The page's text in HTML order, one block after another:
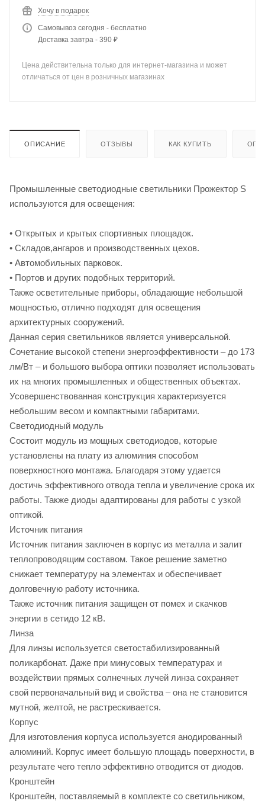
Хочу в подарок
Самовывоз сегодня - бесплатно
Доставка завтра - 390 ₽
Цена действительна только для интернет-магазина и может
отличаться от цен в розничных магазинах
ОПИСАНИЕ ОТЗЫВЫ КАК КУПИТЬ
Промышленные светодиодные светильники Прожектор S
используются для освещения:
• Открытых и крытых спортивных площадок.
• Складов,ангаров и производственных цехов.
• Автомобильных парковок.
• Портов и других подобных территорий.
Также осветительные приборы, обладающие небольшой
мощностью, отлично подходят для освещения
архитектурных сооружений.
Данная серия светильников является универсальной.
Сочетание высокой степени энергоэффективности – до 173
лм/Вт – и большого выбора оптики позволяет использовать
их на многих промышленных и общественных объектах.
Усовершенствованная конструкция характеризуется
небольшим весом и компактными габаритами.
Светодиодный модуль
Состоит модуль из мощных светодиодов, которые
установлены на плату из алюминия способом
поверхностного монтажа. Благодаря этому удается
достичь эффективного отвода тепла и увеличение срока их
работы. Также диоды адаптированы для работы с узкой
оптикой.
Источник питания
Источник питания заключен в корпус из металла и залит
теплопроводящим составом. Такое решение заметно
снижает температуру на элементах и обеспечивает
долговечную работу источника.
Также источник питания защищен от помех и скачков
энергии в сетидо 12 кВ.
Линза
Для линзы используется светостабилизированный
поликарбонат. Даже при минусовых температурах и
воздействии прямых солнечных лучей линза сохраняет
свой первоначальный вид и свойства – она не становится
мутной, желтой, не растрескивается.
Корпус
Для изготовления корпуса используется анодированный
алюминий. Корпус имеет большую площадь поверхности, в
результате чего тепло эффективно отводится от диодов.
Кронштейн
Кронштейн, поставляемый в комплекте со светильником,